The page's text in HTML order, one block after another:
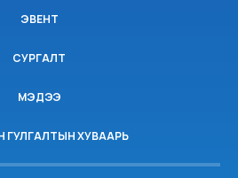
ЭВЕНТ
СУРГАЛТ
МЭДЭЭ
ГУЛГАЛТЫН ХУВААРЬ